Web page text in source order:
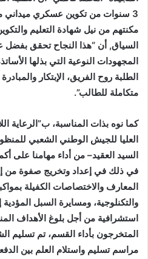
3 سنوات من تكوين عسكري ميداني
مكنتهم من نيل شهادة التعليم
السياق, أن “هذا النجاح تحقق بفضل
المجهودات النوعية التي بذلها
الطلبة روح الفريق، الإبتكار
متكاملة للطالب”.
كما نوه بذات المناسبة، ب”الرعاية
العليا للجيش الوطني الشعبي
السيد العقيد– من أداء مهامنا
في ذلك في إعداد وتخريج صفوة من
المعارف والاختصاصات الكفيلة
والتكنلوجية، ومسايرة السبل المؤدية
استشرافية من أجل بلوغ الأهداف
المتخرجون بأداء القسم، تم تسليم
مراسم تسليم واستلام العلم بين